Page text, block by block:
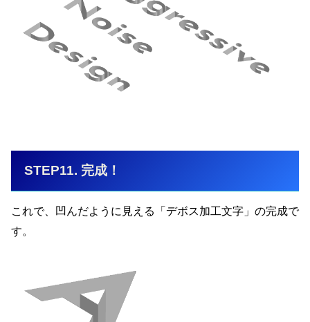
STEP11. 完成！
これで、凹んだように見える「デボス加工文字」の完成で
す。